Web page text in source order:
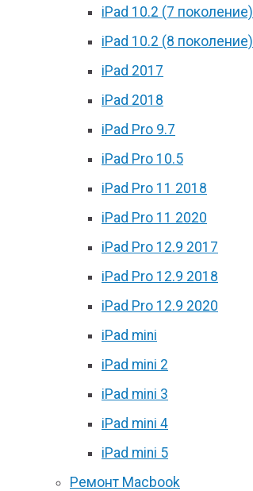
iPad 10.2 (7 поколение)
iPad 10.2 (8 поколение)
iPad 2017
iPad 2018
iPad Pro 9.7
iPad Pro 10.5
iPad Pro 11 2018
iPad Pro 11 2020
iPad Pro 12.9 2017
iPad Pro 12.9 2018
iPad Pro 12.9 2020
iPad mini
iPad mini 2
iPad mini 3
iPad mini 4
iPad mini 5
Ремонт Macbook